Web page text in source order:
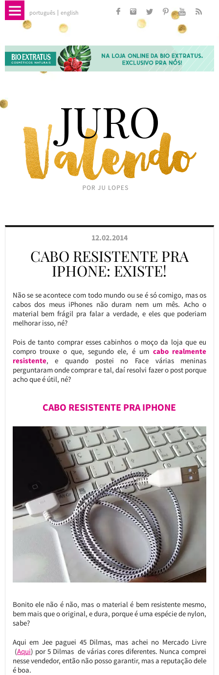
português english
12.02.2014
CABO RESISTENTE PRA
IPHONE: EXISTE!
Não se se acontece com todo mundo ou se é só comigo, mas os
cabos dos meus iPhones não duram nem um mês. Acho o
material bem frágil pra falar a verdade, e eles que poderiam
melhorar isso, né?
Pois de tanto comprar esses cabinhos o moço da loja que eu
compro trouxe o que, segundo ele, é umcabo realmente
resistente, e quando postei no Face várias meninas
perguntaram onde comprar e tal, daí resolvi fazer o post porque
acho que é útil, né?
CABO RESISTENTE PRA IPHONE
Bonito ele não é não, mas o material é bem resistente mesmo,
bem mais que o original, e dura, porque é uma espécie de nylon,
sabe?
Aqui em Jee paguei 45 Dilmas, mas achei no Mercado Livre
(Aqui) por 5 Dilmas de várias cores diferentes. Nunca comprei
nesse vendedor, então não posso garantir, mas a reputação dele
é boa.